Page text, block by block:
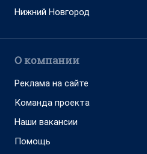
Нижний Новгород
О компании
Реклама на сайте
Команда проекта
Наши вакансии
Помощь